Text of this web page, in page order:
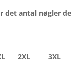
antal nøgler
2XL 3XL